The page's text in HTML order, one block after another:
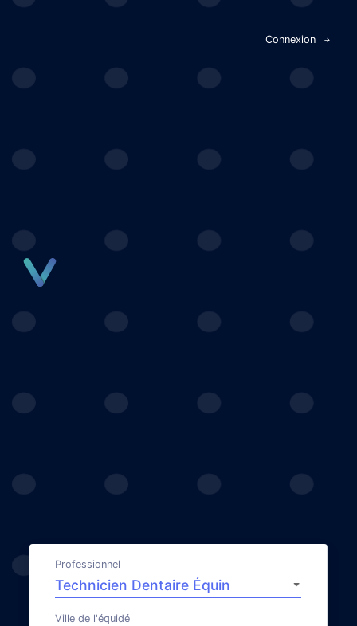
Connexion
Professionnel
Ville de l'équidé